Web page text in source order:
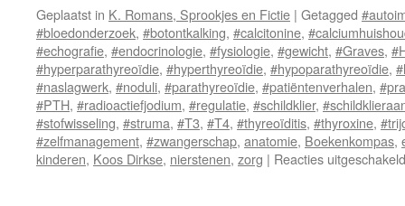
Geplaatst in K. Romans, Sprookjes en Fictie | Getagged
#bloedonderzoek, #botontkalking, #calcitonine,
#echografie, #endocrinologie, #fysiologie, #gewicht, #Graves,
#hyperparathyreoïdie, #hyperthyreoïdie, #hypoparathyreoïdie,
#naslagwerk, #noduli, #parathyreoïdie, #patiëntenverhalen,
#PTH, #radioactiefjodium, #regulatie, #schildklier,
#stofwisseling, #struma, #T3, #T4, #thyreoïditis, #thyroxine,
#zelfmanagement, #zwangerschap, anatomie, Boekenkompas,
kinderen, Koos Dirkse, nierstenen, zorg | Reacties uitgeschakeld